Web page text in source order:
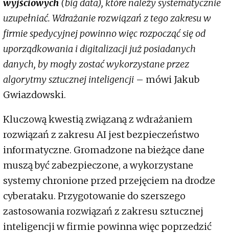
wyjściowych (big data), które należy systematycznie
uzupełniać. Wdrażanie rozwiązań z tego zakresu w
firmie spedycyjnej powinno więc rozpocząć się od
uporządkowania i digitalizacji już posiadanych
danych, by mogły zostać wykorzystane przez
algorytmy sztucznej inteligencji – mówi Jakub
Gwiazdowski.
Kluczową kwestią związaną z wdrażaniem
rozwiązań z zakresu AI jest bezpieczeństwo
informatyczne. Gromadzone na bieżące dane
muszą być zabezpieczone, a wykorzystane
systemy chronione przed przejęciem na drodze
cyberataku. Przygotowanie do szerszego
zastosowania rozwiązań z zakresu sztucznej
inteligencji w firmie powinna więc poprzedzić